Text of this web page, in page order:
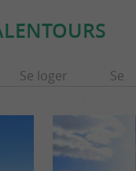
Se loger Se